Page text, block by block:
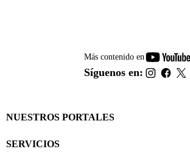
Más contenido en
Síguenos en:
NUESTROS PORTALES
SERVICIOS